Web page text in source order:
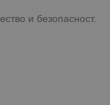
и безопасност.